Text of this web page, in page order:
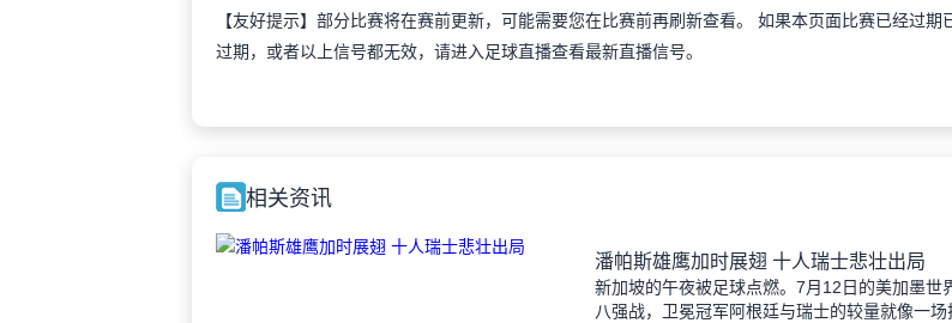
【友好提示】部分比赛将在赛前更新，可能需要您在比赛前再刷新查看。 如果本页面比赛已经过期
过期，或者以上信号都无效，请进入足球直播查看最新直播信号。
相关资讯
潘帕斯雄鹰加时展翅 十人瑞士悲壮出局
新加坡的午夜被足球点燃。7月12日的美加墨世
八强战，卫冕冠军阿根廷与瑞士的较量就像一场